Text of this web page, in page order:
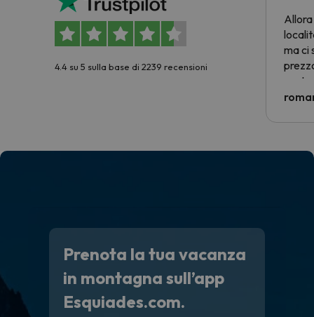
4.4 su 5 sulla base di 2239 recensioni
Allora
ma ci
Prenota la tua vacanza
in montagna sull’app
Esquiades.com.